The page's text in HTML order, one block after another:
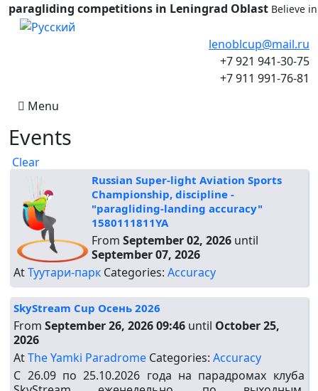
paragliding competitions in Leningrad Oblast Believe
Select your language
lenoblcup@mail.ru
+7 921 941-30-75
+7 911 991-76-81
Menu
Events
Clear
Russian Super-light Aviation Sports
Championship, discipline -
"paragliding-landing accuracy"
1580111811YA
FromSeptember 02, 2026 until
September 07, 2026
AtТуутари-парк Categories:Accuracy
SkyStream Cup Осень 2026
FromSeptember 26, 2026 09:46 until October 25,
2026
AtThe Yamki Paradrome Categories:Accuracy
С 26.09 по 25.10.2026 года на парадромах клуба